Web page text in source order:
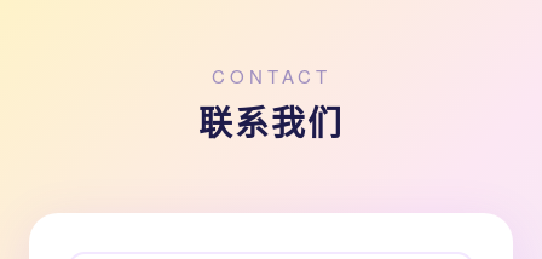
CONTACT
联系我们